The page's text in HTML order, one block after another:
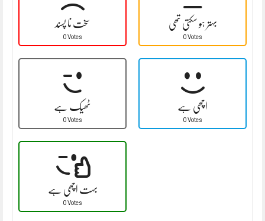
سخت نا پسند
0 Votes
بہتر ہو سکتی تھی
0 Votes
ٹھیک ہے
0 Votes
اچھی ہے
0 Votes
بہت اچھی ہے
0 Votes